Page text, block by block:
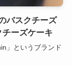
バスクチーズ
ーズケーキ
」というブランド